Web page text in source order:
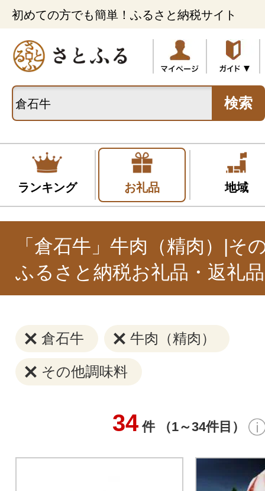
初めての方でも簡単！ふるさと納税サイト
検索
ランキング お礼品 地域
「倉石牛」牛肉（精肉）|そ
ふるさと納税お礼品・返礼
倉石牛 牛肉（精肉）
その他調味料
34 件 （1～34件目）